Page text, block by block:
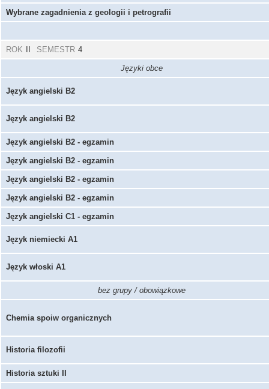
Wybrane zagadnienia z geologii i petrografii
ROK SEMESTR 4
Języki obce
Język angielski B2
Język angielski B2
Język angielski B2 - egzamin
Język angielski B2 - egzamin
Język angielski B2 - egzamin
Język angielski B2 - egzamin
Język angielski C1 - egzamin
Język niemiecki A1
Język włoski A1
bez grupy / obowiązkowe
Chemia spoiw organicznych
Historia filozofii
Historia sztuki II